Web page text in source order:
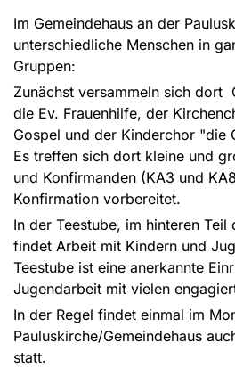
Im Gemeindehaus an der
unterschiedliche Menschen in
Gruppen:
Zunächst versammeln sich dort
die Ev. Frauenhilfe, der
Gospel und der Kinderchor "die
Es treffen sich dort kleine und
und Konfirmanden (KA3 und
Konfirmation vorbereitet.
In der Teestube, im hinteren Teil
findet Arbeit mit Kindern und
Teestube ist eine anerkannte
Jugendarbeit mit vielen
In der Regel findet einmal im
Pauluskirche/Gemeindehaus
statt.